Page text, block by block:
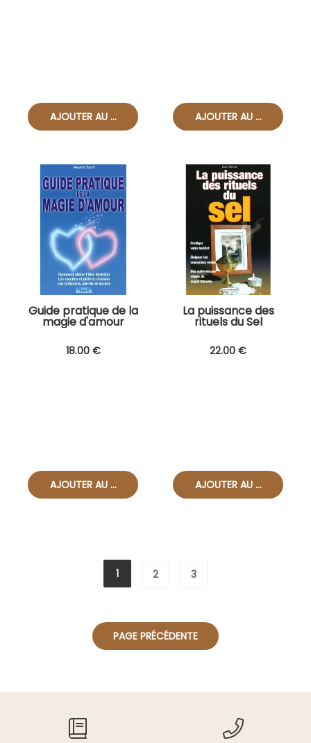
Guide pratique de la
magie d'amour
18.00 €
La puissance des
rituels du Sel
22.00 €
1 2 3